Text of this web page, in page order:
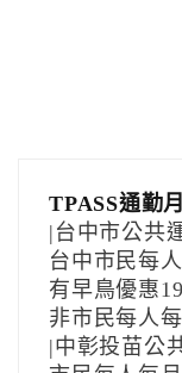
TPASS通勤
|台中市公共
台中市民每
有早鳥優惠
非市民每人
|中彰投苗公